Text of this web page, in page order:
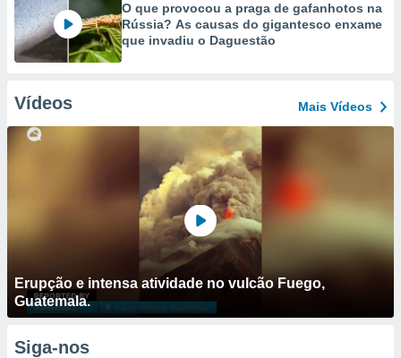
O que provocou a praga de gafanhotos na
Rússia? As causas do gigantesco enxame
que invadiu o Daguestão
Vídeos Mais Vídeos
Erupção e intensa atividade no vulcão Fuego,
Guatemala.
Siga-nos